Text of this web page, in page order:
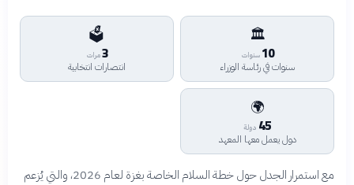
🏛️
10 سنوات
سنوات في رئاسة الوزراء
🗳️
3مرات
انتصارات انتخابية
🌍
45 دولة
دول يعمل معها المعهد
مع استمرار الجدل حول خطة السلام الخاصة بغزة لعام 2026، والتي يُزعم